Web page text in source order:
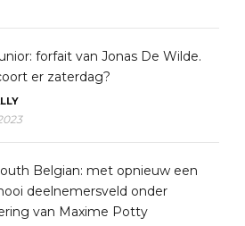
forfait van Jonas De Wilde.
er zaterdag?
Belgian: met opnieuw een
deelnemersveld onder
van Maxime Potty